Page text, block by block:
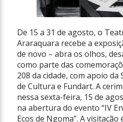
De 15 a 31 de agosto, o
Araraquara recebe a
de novo – abra os olhos,
como parte das
208 da cidade, com apoio
de Cultura e Fundart. A
nessa sexta-feira, 15 de
na abertura do evento “IV
Ecos de Ngoma”. A